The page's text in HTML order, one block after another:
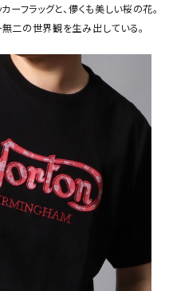
フラッグと、儚くも美しい桜の花。
二の世界観を生み出している。